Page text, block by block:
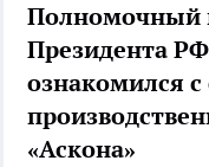
Полномочный
Президента
ознакомился
«Аскона»